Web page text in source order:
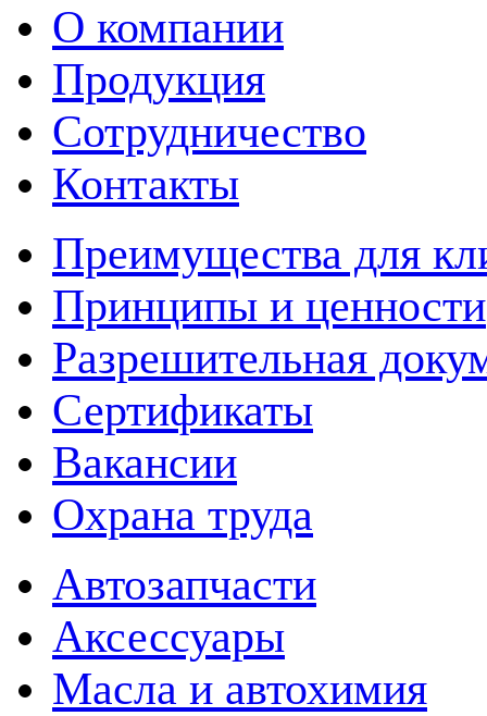
О компании
Продукция
Сотрудничество
Контакты
Преимущества для
Принципы и ценности
Разрешительная
Сертификаты
Вакансии
Охрана труда
Автозапчасти
Аксессуары
Масла и автохимия